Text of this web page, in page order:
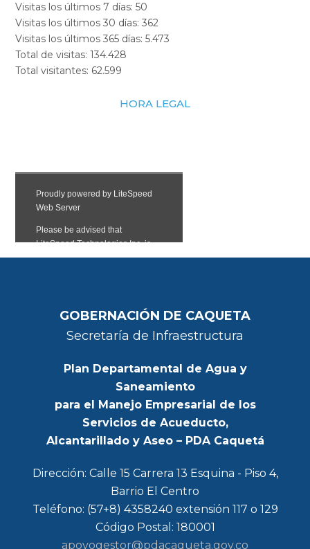
Visitas los últimos 7 días:50
Visitas los últimos 30 días:362
Visitas los últimos 365 días:5.473
Total de visitas:134.428
Total visitantes: 62.599
HORA LEGAL
GOBERNACIÓN DE CAQUETA
Secretaría de Infraestructura
Plan Departamental de Agua y
Saneamiento
para el Manejo Empresarial de los
Servicios de Acueducto,
Alcantarillado y Aseo – PDA Caquetá
Dirección: Calle 15 Carrera 13 Esquina - Piso 4,
Barrio El Centro
Teléfono: (57+8) 4358240 extensión 117 o 129
Código Postal: 180001
apoyogestor@pdacaqueta.gov.co